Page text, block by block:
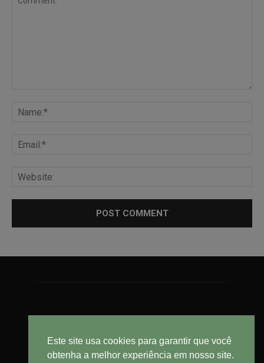
Este site usa cookies para garantir que você
obtenha a melhor experiência em nosso site.